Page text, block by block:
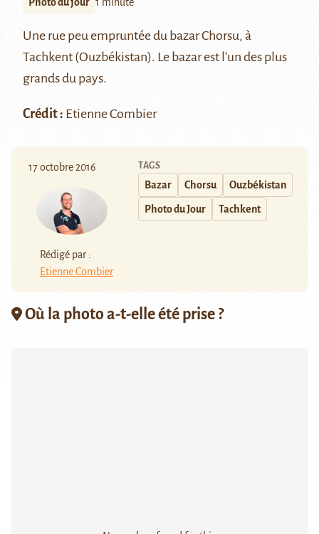
Photo du jour 1 minute
Une rue peu empruntée du bazar Chorsu, à
Tachkent (Ouzbékistan). Le bazar est l’un des plus
grands du pays.
Crédit : Etienne Combier
17 octobre 2016
Rédigé par :
Etienne Combier
TAGS
Bazar Chorsu Ouzbékistan
Photo du Jour Tachkent
Où la photo a-t-elle été prise ?